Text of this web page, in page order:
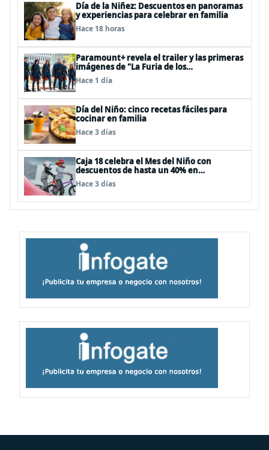
Día de la Niñez: Descuentos en panoramas
y experiencias para celebrar en familia
Hace 18 horas
Paramount+ revela el trailer y las primeras
imágenes de "La Furia de los
Thundermans"
Hace 1 día
Día del Niño: cinco recetas fáciles para
cocinar en familia
Hace 3 días
Caja 18 celebra el Mes del Niño con
descuentos de hasta un 40% en
panoramas, cine, shows y streaming
Hace 3 días